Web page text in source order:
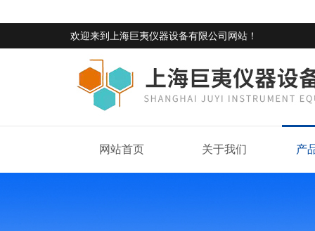
欢迎来到 上海巨夷仪器设备有限公司网站 ！
网站首页 关于我们 产